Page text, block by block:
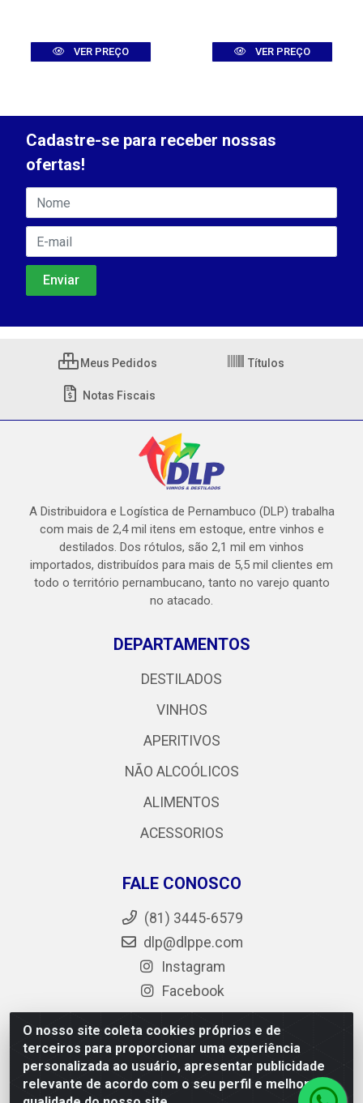
VER PREÇO VER PREÇO
O nosso site coleta cookies próprios e de
terceiros para proporcionar uma experiência
personalizada ao usuário, apresentar publicidade
relevante de acordo com o seu perfil e melhorar a
Cadastre-se para receber nossas
ofertas!
Meus Pedidos Títulos
Notas Fiscais
A Distribuidora e Logística de Pernambuco (DLP) trabalha
com mais de 2,4 mil itens em estoque, entre vinhos e
destilados. Dos rótulos, são 2,1 mil em vinhos
importados, distribuídos para mais de 5,5 mil clientes em
todo o território pernambucano, tanto no varejo quanto
no atacado.
DEPARTAMENTOS
DESTILADOS
VINHOS
APERITIVOS
NÃO ALCOÓLICOS
ALIMENTOS
ACESSORIOS
FALE CONOSCO
(81) 3445-6579
dlp@dlppe.com
Instagram
Facebook
DLP - AV. Engenheiro Abdias de Carvalho, 962 - Bongi -
PE - CEP 50.640-525 - CNPJ 05.429.222/0001-48